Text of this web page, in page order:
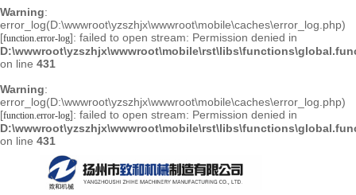
Warning:
error_log(D:\wwwroot\yzszhjx\wwwroot\mobile\caches\error_log.php)
[function.error-log]: failed to open stream: Permission denied in
on line 431
Warning:
error_log(D:\wwwroot\yzszhjx\wwwroot\mobile\caches\error_log.php)
[function.error-log]: failed to open stream: Permission denied in
on line 431